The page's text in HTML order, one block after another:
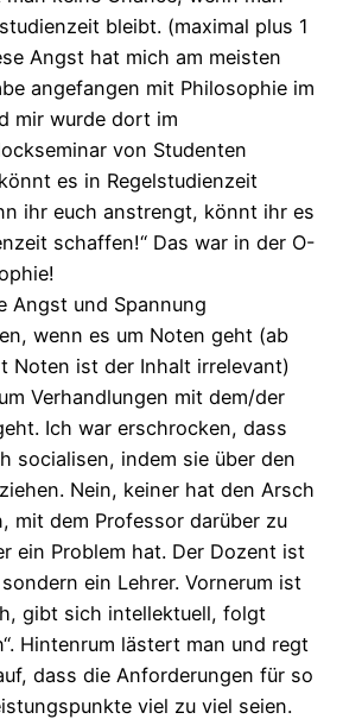
bleibt. (maximal plus 1
Angst hat mich am meisten
angefangen mit Philosophie im
mir wurde dort im
von Studenten
es in Regelstudienzeit
ihr euch anstrengt, könnt ihr es
schaffen!“ Das war in der O-
Angst und Spannung
wenn es um Noten geht (ab
Noten ist der Inhalt irrelevant)
Verhandlungen mit dem/der
Ich war erschrocken, dass
socialisen, indem sie über den
Nein, keiner hat den Arsch
mit dem Professor darüber zu
ein Problem hat. Der Dozent ist
ein Lehrer. Vornerum ist
gibt sich intellektuell, folgt
Hintenrum lästert man und regt
dass die Anforderungen für so
viel zu viel seien.